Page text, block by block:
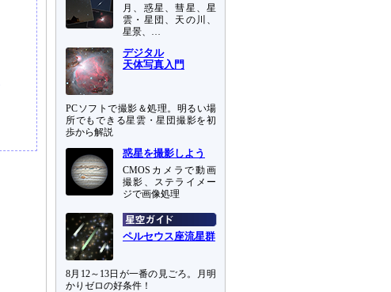
月、惑星、彗星、星
雲・星団、天の川、
星景、…
デジタル
天体写真入門
PCソフトで撮影＆処理。明るい場
所でもできる星雲・星団撮影を初
歩から解説
惑星を撮影しよう
CMOSカメラで動画
撮影、ステライメー
ジで画像処理
ペルセウス座流星群
8月12～13日が一番の見ごろ。月明
かりゼロの好条件！